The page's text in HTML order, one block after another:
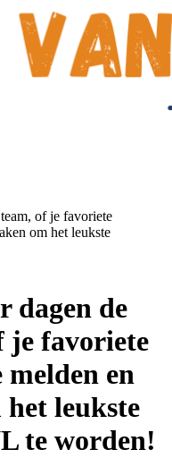
of je favoriete
om het leukste
dagen de
je favoriete
melden en
het leukste
te worden!